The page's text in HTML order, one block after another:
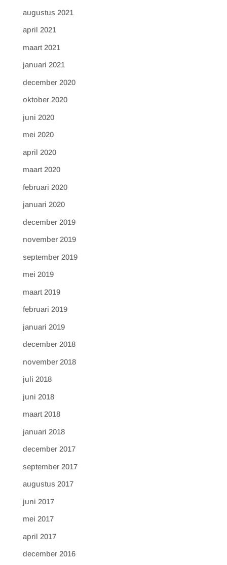
augustus 2021
april 2021
maart 2021
januari 2021
december 2020
oktober 2020
juni 2020
mei 2020
april 2020
maart 2020
februari 2020
januari 2020
december 2019
november 2019
september 2019
mei 2019
maart 2019
februari 2019
januari 2019
december 2018
november 2018
juli 2018
juni 2018
maart 2018
januari 2018
december 2017
september 2017
augustus 2017
juni 2017
mei 2017
april 2017
december 2016